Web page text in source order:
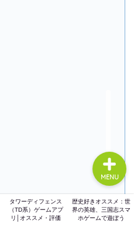
タワーディフェンス
（TD系）ゲームアプ
リ│オススメ・評価
歴史好きオススメ：世
界の英雄、三国志スマ
ホゲームで遊ぼう
MENU